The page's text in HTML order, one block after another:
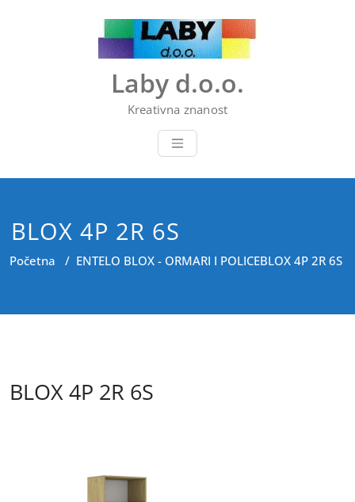
Laby d.o.o.
Kreativna znanost
BLOX 4P 2R 6S
Početna / ENTELO BLOX - ORMARI I POLICEBLOX 4P 2R 6S
BLOX 4P 2R 6S